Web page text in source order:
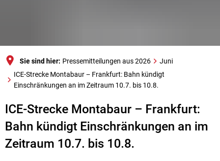
Sie sind hier: Pressemitteilungen aus 2026
Juni
ICE-Strecke Montabaur – Frankfurt: Bahn kündigt
Einschränkungen an im Zeitraum 10.7. bis 10.8.
ICE-Strecke Montabaur – Frankfurt:
Bahn kündigt Einschränkungen an im
Zeitraum 10.7. bis 10.8.